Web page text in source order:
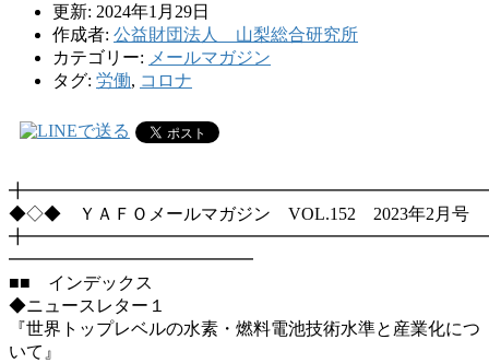
更新: 2024年1月29日
作成者: 公益財団法人 山梨総合研究所
カテゴリー: メールマガジン
タグ: 労働, コロナ
◆◇◆ ＹＡＦＯメールマガジン VOL.152 2023年2月号
━━━━━━━━━━━━━━
■■ インデックス
◆ニュースレター１
『世界トップレベルの水素・燃料電池技術水準と産業化につ
いて』